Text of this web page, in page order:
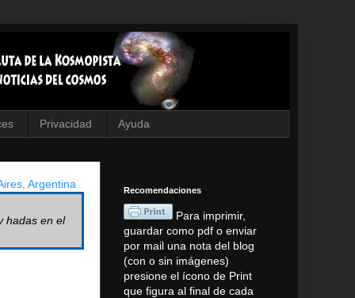
Privacidad Ayuda
Argentina
hadas en el
Recomendaciones
Para imprimir,
guardar como pdf o enviar
por mail una nota del blog
(con o sin imágenes)
presione el ícono de Print
que figura al final de cada